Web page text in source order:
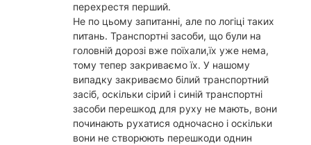
перехрестя перший.
Не по цьому запитанні, але по логіці таких
питань. Транспортні засоби, що були на
головній дорозі вже поїхали,їх уже нема,
тому тепер закриваємо їх. У нашому
випадку закриваємо білий транспортний
засіб, оскільки сірий і синій транспортні
засоби перешкод для руху не мають, вони
починають рухатися одночасно і оскільки
вони не створюють перешкоди однин